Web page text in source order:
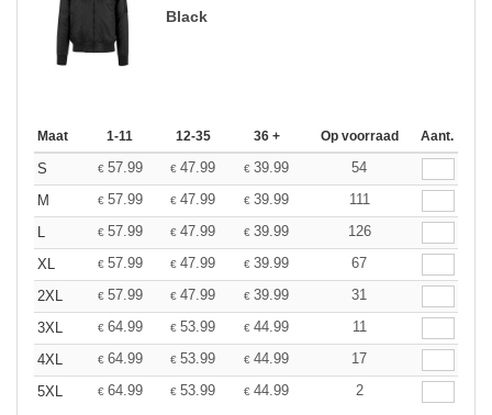
Black
Maat 1-11 12-35 36 + Op voorraad Aant.
S € 57.99 € 47.99 € 39.99
54
M
€ 57.99 € 47.99 € 39.99
111
€ 57.99 € 47.99 € 39.99
126
XL
€ 57.99 € 47.99 € 39.99
67
2XL
€ 57.99 € 47.99 € 39.99
31
3XL
€ 64.99 € 53.99 € 44.99
11
4XL
€ 64.99 € 53.99 € 44.99
17
5XL
€ 64.99 € 53.99 € 44.99 2